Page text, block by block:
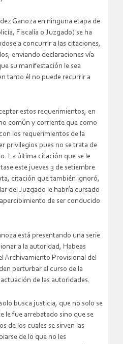
Ganoza en ninguna etapa de
Fiscalía o Juzgado) se ha
a concurrir a las citaciones,
enviando declaraciones vía
su manifestación le sea
tanto él no puede recurrir a
estos requerimientos, en
común y corriente que como
los requerimientos de la
privilegios pues no se trata de
La última citación que se le
este jueves 3 de setiembre
citación que también ignoró,
del Juzgado le habría cursado
de ser conducido
está presentando una serie
a la autoridad, Habeas
Archivamiento Provisional del
perturbar el curso de la
de las autoridades.
busca justicia, que no solo se
le fue arrebatado sino que se
de los cuales se sirven las
de lo que no les